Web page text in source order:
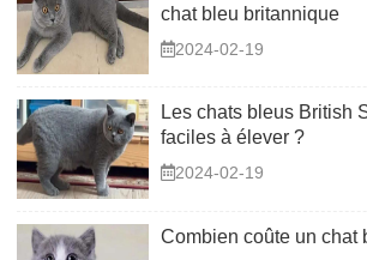
chat bleu britannique
2024-02-19
Les chats bleus British
faciles à élever ?
2024-02-19
Combien coûte un chat